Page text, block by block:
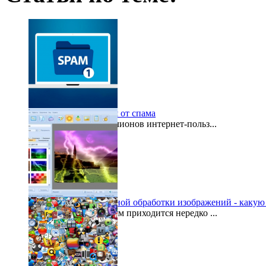
О том, как избавиться от спама
Сегодня десятки миллионов интернет-польз...
2015-11-17
Программа для пакетной обработки изображений - какую
Многим пользователям приходится нередко ...
2015-01-11